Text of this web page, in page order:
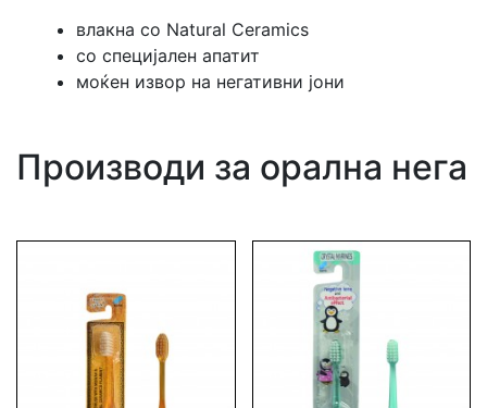
влакна со Natural Ceramics
со специјален апатит
моќен извор на негативни јони
Производи за орална нега